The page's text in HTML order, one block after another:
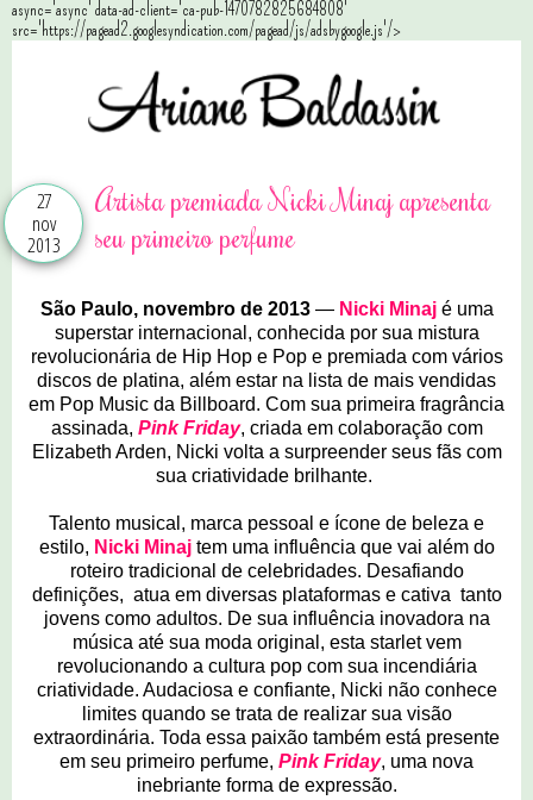
async='async' data-ad-client='ca-pub-1470782825684808'
src='https://pagead2.googlesyndication.com/pagead/js/adsbygoogle.js'/>
27
nov
2013
Artista premiada Nicki Minaj apresenta
seu primeiro perfume
São Paulo, novembro de 2013 — Nicki Minajé uma
superstar internacional, conhecida por sua mistura
revolucionária de Hip Hop e Pop e premiada com vários
discos de platina, além estar na lista de mais vendidas
em Pop Music da Billboard. Com sua primeira fragrância
assinada, Pink Friday, criada em colaboração com
Elizabeth Arden, Nicki volta a surpreender seus fãs com
sua criatividade brilhante.
Talento musical, marca pessoal e ícone de beleza e
estilo, Nicki Minajtem uma influência que vai além do
roteiro tradicional de celebridades. Desafiando
definições, atua em diversas plataformas e cativa tanto
jovens como adultos. De sua influência inovadora na
música até sua moda original, esta starlet vem
revolucionando a cultura pop com sua incendiária
criatividade. Audaciosa e confiante, Nicki não conhece
limites quando se trata de realizar sua visão
extraordinária. Toda essa paixão também está presente
em seu primeiro perfume, Pink Friday, uma nova
inebriante forma de expressão.